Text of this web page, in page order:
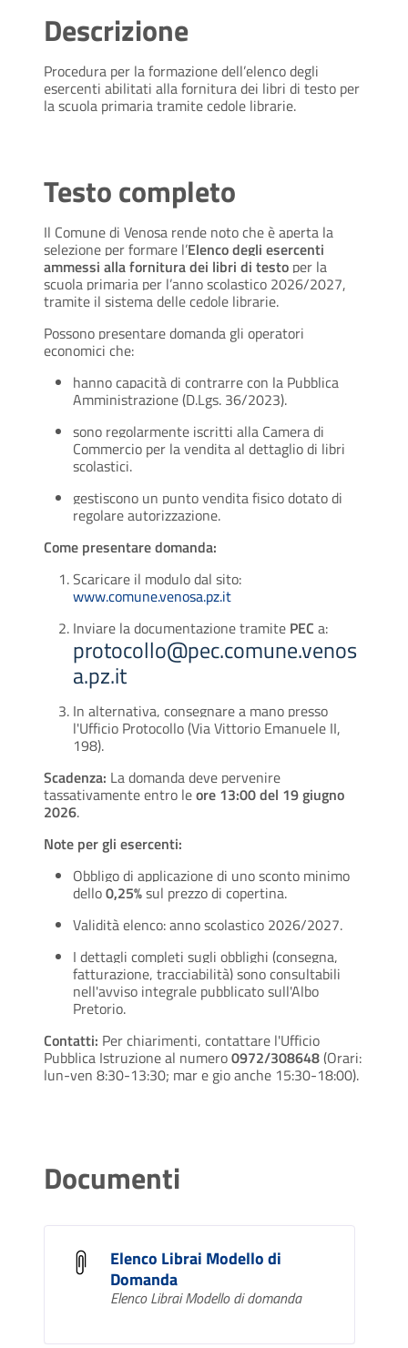
Descrizione
Procedura per la formazione dell’elenco degli
esercenti abilitati alla fornitura dei libri di testo per
la scuola primaria tramite cedole librarie.
Testo completo
Il Comune di Venosa rende noto che è aperta la
selezione per formare l’Elenco degli esercenti
ammessi alla fornitura dei libri di testo per la
scuola primaria per l’anno scolastico 2026/2027,
tramite il sistema delle cedole librarie.
Possono presentare domanda gli operatori
economici che:
hanno capacità di contrarre con la Pubblica
Amministrazione (D.Lgs. 36/2023).
sono regolarmente iscritti alla Camera di
Commercio per la vendita al dettaglio di libri
scolastici.
gestiscono un punto vendita fisico dotato di
regolare autorizzazione.
Come presentare domanda:
Scaricare il modulo dal sito:
www.comune.venosa.pz.it
Inviare la documentazione tramite PEC a:
protocollo@pec.comune.venos
a.pz.it
In alternativa, consegnare a mano presso
l'Ufficio Protocollo (Via Vittorio Emanuele II,
198).
Scadenza: La domanda deve pervenire
tassativamente entro leore 13:00 del 19 giugno
2026.
Note per gli esercenti:
Obbligo di applicazione di uno sconto minimo
dello0,25%sul prezzo di copertina.
Validità elenco: anno scolastico 2026/2027.
I dettagli completi sugli obblighi (consegna,
fatturazione, tracciabilità) sono consultabili
nell'avviso integrale pubblicato sull'Albo
Pretorio.
Contatti: Per chiarimenti, contattare l'Ufficio
Pubblica Istruzione al numero0972/308648(Orari:
lun-ven 8:30-13:30; mar e gio anche 15:30-18:00).
Documenti
Elenco Librai Modello di
Domanda
Elenco Librai Modello di domanda